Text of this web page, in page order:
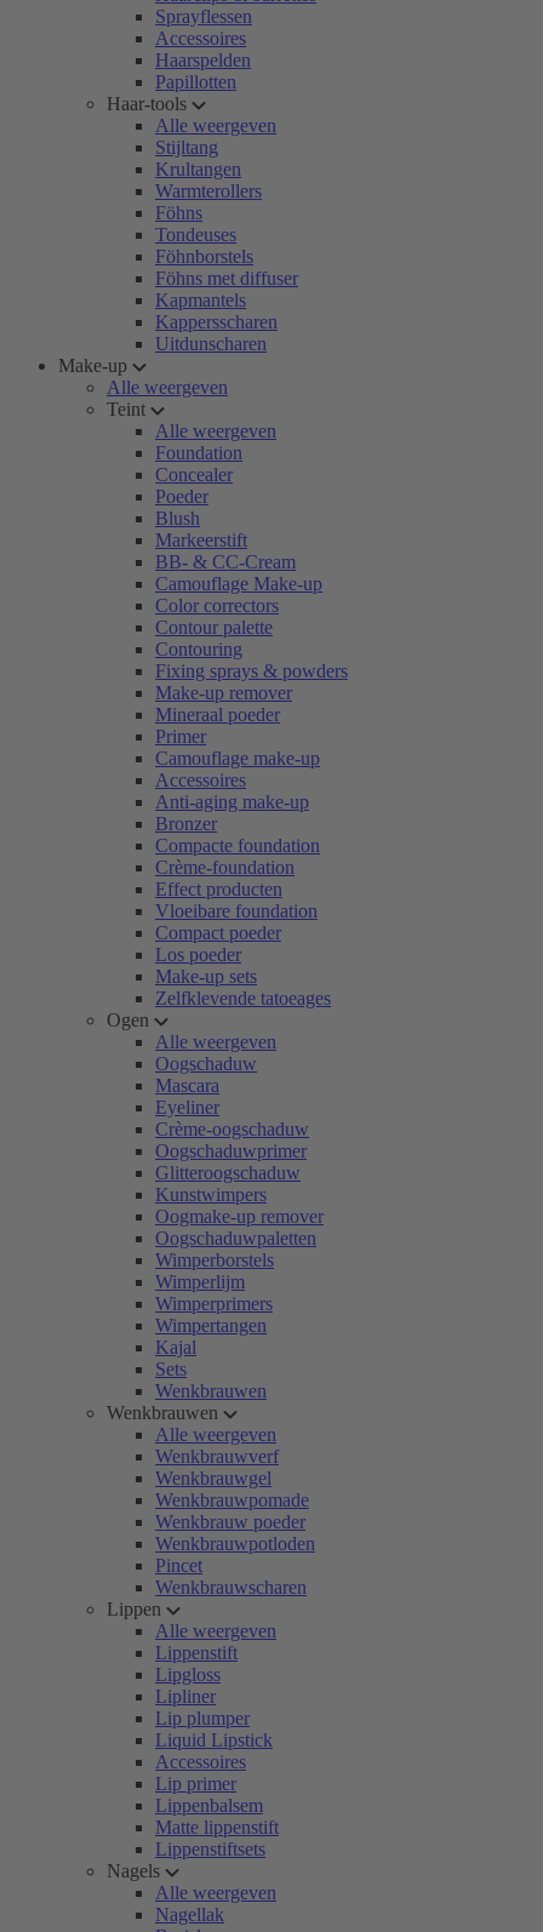
Sprayflessen
Accessoires
Haarspelden
Papillotten
Haar-tools
Alle weergeven
Stijltang
Krultangen
Warmterollers
Föhns
Tondeuses
Föhnborstels
Föhns met diffuser
Kapmantels
Kappersscharen
Uitdunscharen
Make-up
Alle weergeven
Teint
Alle weergeven
Foundation
Concealer
Poeder
Blush
Markeerstift
BB- & CC-Cream
Camouflage Make-up
Color correctors
Contour palette
Contouring
Fixing sprays & powders
Make-up remover
Mineraal poeder
Primer
Camouflage make-up
Accessoires
Anti-aging make-up
Bronzer
Compacte foundation
Crème-foundation
Effect producten
Vloeibare foundation
Compact poeder
Los poeder
Make-up sets
Zelfklevende tatoeages
Ogen
Alle weergeven
Oogschaduw
Mascara
Eyeliner
Crème-oogschaduw
Oogschaduwprimer
Glitteroogschaduw
Kunstwimpers
Oogmake-up remover
Oogschaduwpaletten
Wimperborstels
Wimperlijm
Wimperprimers
Wimpertangen
Kajal
Sets
Wenkbrauwen
Wenkbrauwen
Alle weergeven
Wenkbrauwverf
Wenkbrauwgel
Wenkbrauwpomade
Wenkbrauw poeder
Wenkbrauwpotloden
Pincet
Wenkbrauwscharen
Lippen
Alle weergeven
Lippenstift
Lipgloss
Lipliner
Lip plumper
Liquid Lipstick
Accessoires
Lip primer
Lippenbalsem
Matte lippenstift
Lippenstiftsets
Nagels
Alle weergeven
Nagellak